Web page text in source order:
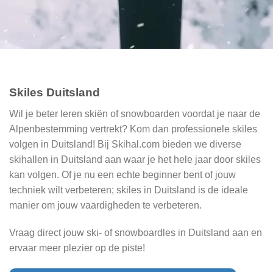
Skiles Duitsland
Wil je beter leren skiën of snowboarden voordat je naar de
Alpenbestemming vertrekt? Kom dan professionele skiles
volgen in Duitsland! Bij Skihal.com bieden we diverse
skihallen in Duitsland aan waar je het hele jaar door skiles
kan volgen. Of je nu een echte beginner bent of jouw
techniek wilt verbeteren; skiles in Duitsland is de ideale
manier om jouw vaardigheden te verbeteren.
Vraag direct jouw ski- of snowboardles in Duitsland aan en
ervaar meer plezier op de piste!